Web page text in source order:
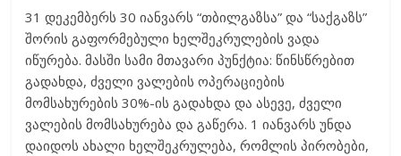
31 დეკემბერს 30 იანვარს “თბილგაზსა” და “საქგაზს”
შორის გაფორმებული ხელშეკრულების ვადა
იწურება. მასში სამი მთავარი პუნქტია: წინსწრებით
გადახდა, ძველი ვალების ოპერაციების
მომსახურების 30%-ის გადახდა და ასევე, ძველი
ვალების მომსახურება და გაწერა. 1 იანვარს უნდა
დაიდოს ახალი ხელშეკრულება, რომლის პირობები,